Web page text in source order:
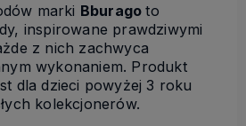
marki Bburagoto
inspirowane prawdziwymi
z nich zachwyca
wykonaniem. Produkt
dla dzieci powyżej 3 roku
kolekcjonerów.